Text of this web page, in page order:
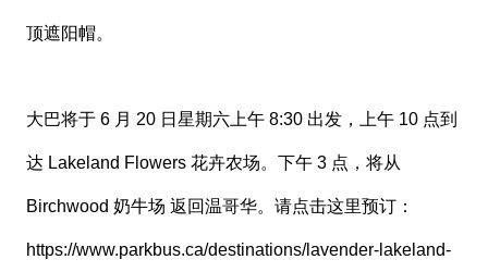
顶遮阳帽。
大巴将于 6 月 20 日星期六上午 8:30 出发，上午 10 点到
达 Lakeland Flowers 花卉农场。下午 3 点，将从
Birchwood 奶牛场 返回温哥华。请点击这里预订：
https://www.parkbus.ca/destinations/lavender-lakeland-